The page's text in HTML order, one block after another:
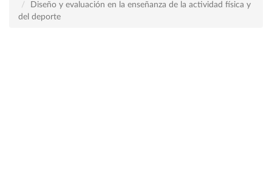
Diseño y evaluación en la enseñanza de la actividad física y
del deporte